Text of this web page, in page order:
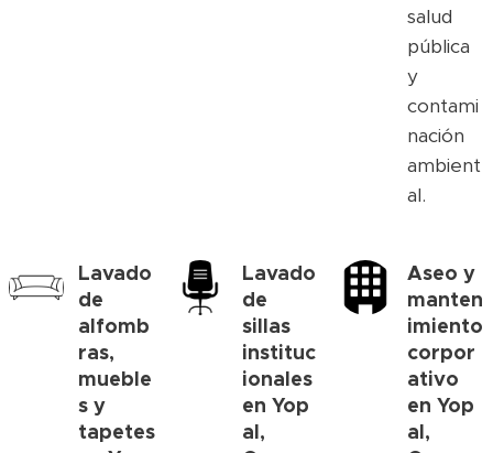
salud
pública
y
contami
nación
ambient
al.
Lavado
de
alfomb
ras,
mueble
s y
tapetes
Lavado
de
sillas
instituc
ionales
enYop
al,
Aseo y
manten
imiento
corpor
ativo
en Yop
al,